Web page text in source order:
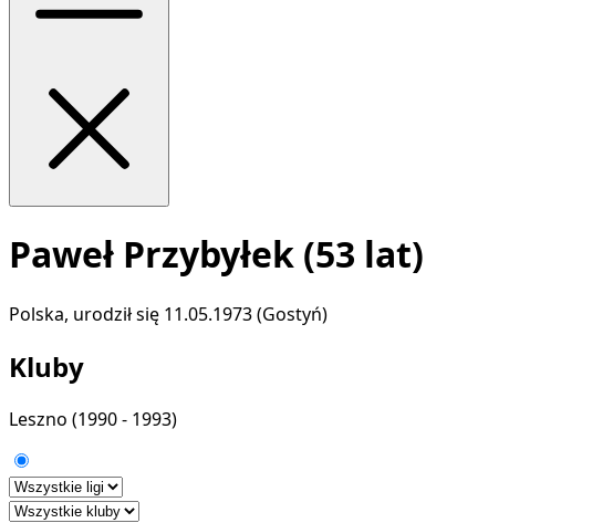
Paweł Przybyłek (53 lat)
Polska, urodził się 11.05.1973 (Gostyń)
Kluby
Leszno (1990 - 1993)